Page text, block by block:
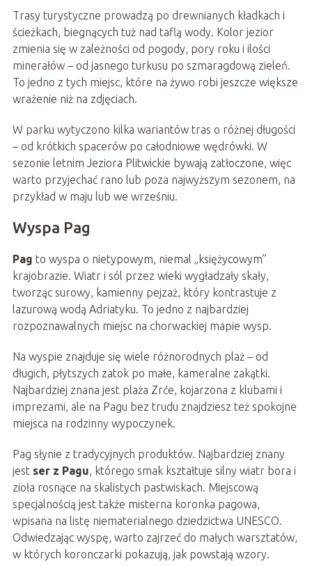
Trasy turystyczne prowadzą po drewnianych kładkach i
ścieżkach, biegnących tuż nad taflą wody. Kolor jezior
zmienia się w zależności od pogody, pory roku i ilości
minerałów – od jasnego turkusu po szmaragdową zieleń.
To jedno z tych miejsc, które na żywo robi jeszcze większe
wrażenie niż na zdjęciach.
W parku wytyczono kilka wariantów tras o różnej długości
– od krótkich spacerów po całodniowe wędrówki. W
sezonie letnim Jeziora Plitwickie bywają zatłoczone, więc
warto przyjechać rano lub poza najwyższym sezonem, na
przykład w maju lub we wrześniu.
Wyspa Pag
Pag to wyspa o nietypowym, niemal „księżycowym”
krajobrazie. Wiatr i sól przez wieki wygładzały skały,
tworząc surowy, kamienny pejzaż, który kontrastuje z
lazurową wodą Adriatyku. To jedno z najbardziej
rozpoznawalnych miejsc na chorwackiej mapie wysp.
Na wyspie znajduje się wiele różnorodnych plaż – od
długich, płytszych zatok po małe, kameralne zakątki.
Najbardziej znana jest plaża Zrće, kojarzona z klubami i
imprezami, ale na Pagu bez trudu znajdziesz też spokojne
miejsca na rodzinny wypoczynek.
Pag słynie z tradycyjnych produktów. Najbardziej znany
jest ser z Pagu, którego smak kształtuje silny wiatr bora i
zioła rosnące na skalistych pastwiskach. Miejscową
specjalnością jest także misterna koronka pagowa,
wpisana na listę niematerialnego dziedzictwa UNESCO.
Odwiedzając wyspę, warto zajrzeć do małych warsztatów,
w których koronczarki pokazują, jak powstają wzory.